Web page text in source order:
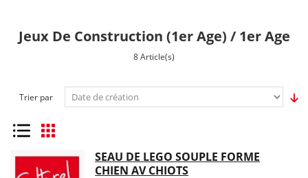
Jeux De Construction (1er Age) / 1er Age
8 Article(s)
Trier par
Liste Grille
SEAU DE LEGO SOUPLE FORME
CHIEN AV CHIOTS